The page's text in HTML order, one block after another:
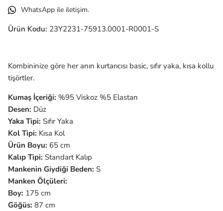
WhatsApp ile iletişim.
Ürün Kodu: 23Y2231-75913.0001-R0001-S
Kombininize göre her anın kurtarıcısı basic, sıfır yaka, kısa kollu
tişörtler.
Kumaş İçeriği: %95 Viskoz %5 Elastan
Desen: Düz
Yaka Tipi: Sıfır Yaka
Kol Tipi: Kısa Kol
Ürün Boyu: 65 cm
Kalıp Tipi: Standart Kalıp
Mankenin Giydiği Beden: S
Manken Ölçüleri:
Boy: 175 cm
Göğüs: 87 cm